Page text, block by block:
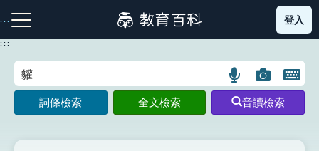
到
主
:::
注音索引圖示 筆畫索引圖示 部首索引表圖示
登入
:::
語
言
搜
圖
片
搜
開
鍵
圖
詞條檢索 全文檢索 音讀檢索